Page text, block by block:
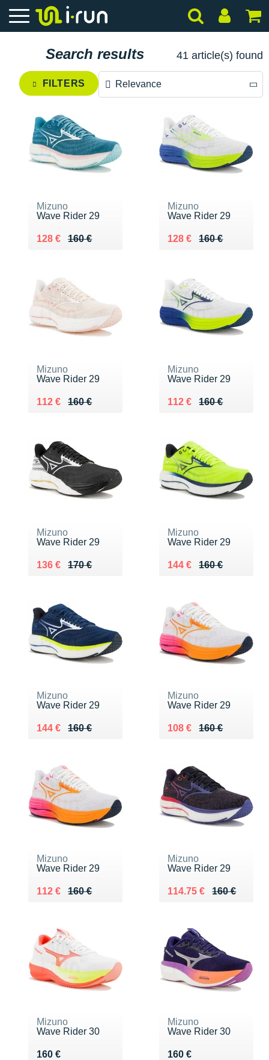
Search results 41 article(s) found
FILTERS Relevance
Price descending
Price ascending
Mizuno
Wave Rider 29
160 €
Au lieu de 160 €
128 €
Vendu 128 €
Mizuno
Wave Rider 29
160 €
Au lieu de 160 €
128 €
Vendu 128 €
Mizuno
Wave Rider 29
160 €
Au lieu de 160 €
112 €
Vendu 112 €
Mizuno
Wave Rider 29
160 €
Au lieu de 160 €
112 €
Vendu 112 €
Mizuno
Wave Rider 29
170 €
Au lieu de 170 €
136 €
Vendu 136 €
Mizuno
Wave Rider 29
160 €
Au lieu de 160 €
144 €
Vendu 144 €
Mizuno
Wave Rider 29
160 €
Au lieu de 160 €
144 €
Vendu 144 €
Mizuno
Wave Rider 29
160 €
Au lieu de 160 €
108 €
Vendu 108 €
Mizuno
Wave Rider 29
160 €
Au lieu de 160 €
112 €
Vendu 112 €
Mizuno
Wave Rider 29
160 €
Au lieu de 160 €
114.75 €
Vendu 114.75 €
Mizuno
Wave Rider 30
160 €
Vendu 160 €
Mizuno
Wave Rider 30
160 €
Vendu 160 €